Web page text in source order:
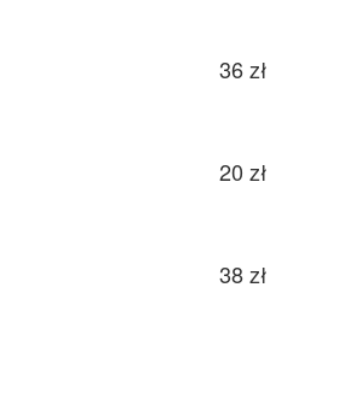
36 zł
20 zł
38 zł